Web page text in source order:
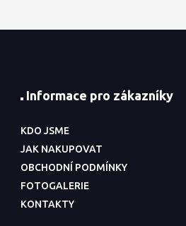
Informace pro zákazníky
KDO JSME
JAK NAKUPOVAT
OBCHODNÍ PODMÍNKY
FOTOGALERIE
KONTAKTY